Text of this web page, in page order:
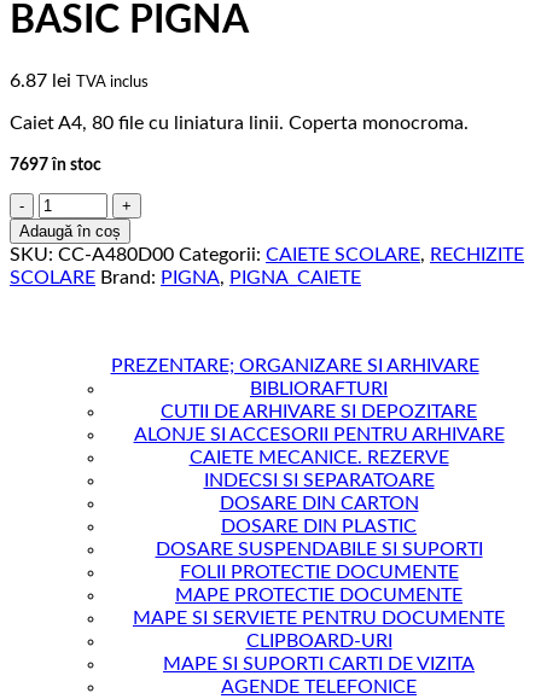
BASIC PIGNA
6.87 lei TVA inclus
Caiet A4, 80 file cu liniatura linii. Coperta monocroma.
7697 în stoc
Cantitate
CAIET
A4
80
Adaugă în coș
SKU: CC-A480D00 Categorii: CAIETE SCOLARE, RECHIZITE
SCOLARE Brand: PIGNA, PIGNA_CAIETE
PREZENTARE; ORGANIZARE SI ARHIVARE
BIBLIORAFTURI
CUTII DE ARHIVARE SI DEPOZITARE
ALONJE SI ACCESORII PENTRU ARHIVARE
CAIETE MECANICE. REZERVE
INDECSI SI SEPARATOARE
DOSARE DIN CARTON
DOSARE DIN PLASTIC
DOSARE SUSPENDABILE SI SUPORTI
FOLII PROTECTIE DOCUMENTE
MAPE PROTECTIE DOCUMENTE
MAPE SI SERVIETE PENTRU DOCUMENTE
CLIPBOARD-URI
MAPE SI SUPORTI CARTI DE VIZITA
AGENDE TELEFONICE